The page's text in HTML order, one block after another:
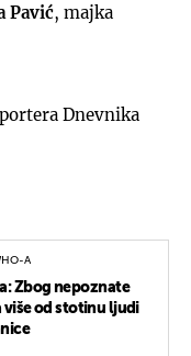
Pavić, majka
Dnevnika
A
Zbog nepoznate
više od stotinu ljudi